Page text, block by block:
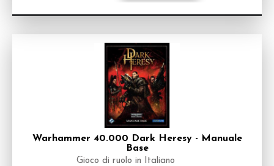
Warhammer 40.000 Dark Heresy - Manuale
Base
Gioco di ruolo in Italiano